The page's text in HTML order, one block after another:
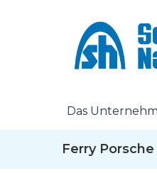
Das
Ferry